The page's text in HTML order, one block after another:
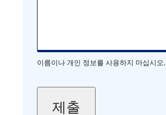
이름이나 개인 정보를 사용하지 마십시오.